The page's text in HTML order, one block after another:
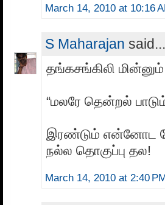
March 14, 2010 at 10:16
S Maharajan said...
தங்கசங்கிலி
“மலரே தென்றல்
இரண்டும் என்னோட
நல்ல தொகுப்பு தல!
March 14, 2010 at 2:40 PM